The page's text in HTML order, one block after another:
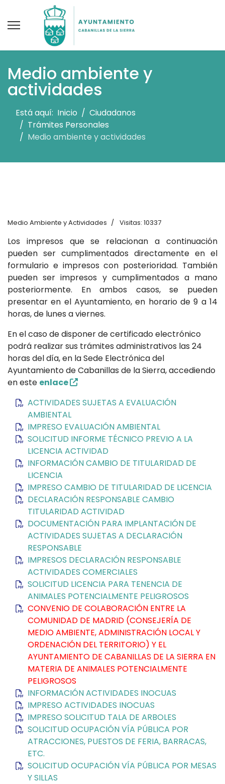
Medio ambiente y
actividades
Está aquí: Inicio
Ciudadanos
Trámites Personales
Medio ambiente y actividades
Medio Ambiente y Actividades Visitas: 10337
Los impresos que se relacionan a continuación
pueden ser cumplimentados directamente en el
formulario e impresos con posterioridad. También
pueden ser impresos y cumplimentados a mano
posteriormente. En ambos casos, se pueden
presentar en el Ayuntamiento, en horario de 9 a 14
horas, de lunes a viernes.
En el caso de disponer de certificado electrónico
podrá realizar sus trámites administrativos las 24
horas del día, en la Sede Electrónica del
Ayuntamiento de Cabanillas de la Sierra, accediendo
en este enlace
ACTIVIDADES SUJETAS A EVALUACIÓN
AMBIENTAL
IMPRESO EVALUACIÓN AMBIENTAL
SOLICITUD INFORME TÉCNICO PREVIO A LA
LICENCIA ACTIVIDAD
INFORMACIÓN CAMBIO DE TITULARIDAD DE
LICENCIA
IMPRESO CAMBIO DE TITULARIDAD DE LICENCIA
DECLARACIÓN RESPONSABLE CAMBIO
TITULARIDAD ACTIVIDAD
DOCUMENTACIÓN PARA IMPLANTACIÓN DE
ACTIVIDADES SUJETAS A DECLARACIÓN
RESPONSABLE
IMPRESOS DECLARACIÓN RESPONSABLE
ACTIVIDADES COMERCIALES
SOLICITUD LICENCIA PARA TENENCIA DE
ANIMALES POTENCIALMENTE PELIGROSOS
CONVENIO DE COLABORACIÓN ENTRE LA
COMUNIDAD DE MADRID (CONSEJERÍA DE
MEDIO AMBIENTE, ADMINISTRACIÓN LOCAL Y
ORDENACIÓN DEL TERRITORIO) Y EL
AYUNTAMIENTO DE CABANILLAS DE LA SIERRA EN
MATERIA DE ANIMALES POTENCIALMENTE
PELIGROSOS
INFORMACIÓN ACTIVIDADES INOCUAS
IMPRESO ACTIVIDADES INOCUAS
IMPRESO SOLICITUD TALA DE ARBOLES
SOLICITUD OCUPACIÓN VÍA PÚBLICA POR
ATRACCIONES, PUESTOS DE FERIA, BARRACAS,
ETC.
SOLICITUD OCUPACIÓN VÍA PÚBLICA POR MESAS
Y SILLAS